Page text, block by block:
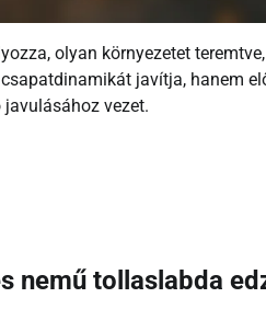
olyan környezetet
javítja, hanem
vezet.
nemű tollaslabda